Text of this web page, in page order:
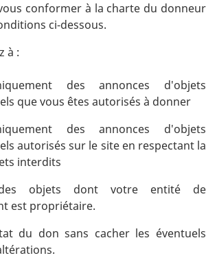
conformer à la charte du donneur
ci-dessous.
à :
des annonces d'objets
que vous êtes autorisés à donner
des annonces d'objets
autorisés sur le site en respectant la
interdits
objets dont votre entité de
est propriétaire.
du don sans cacher les éventuels